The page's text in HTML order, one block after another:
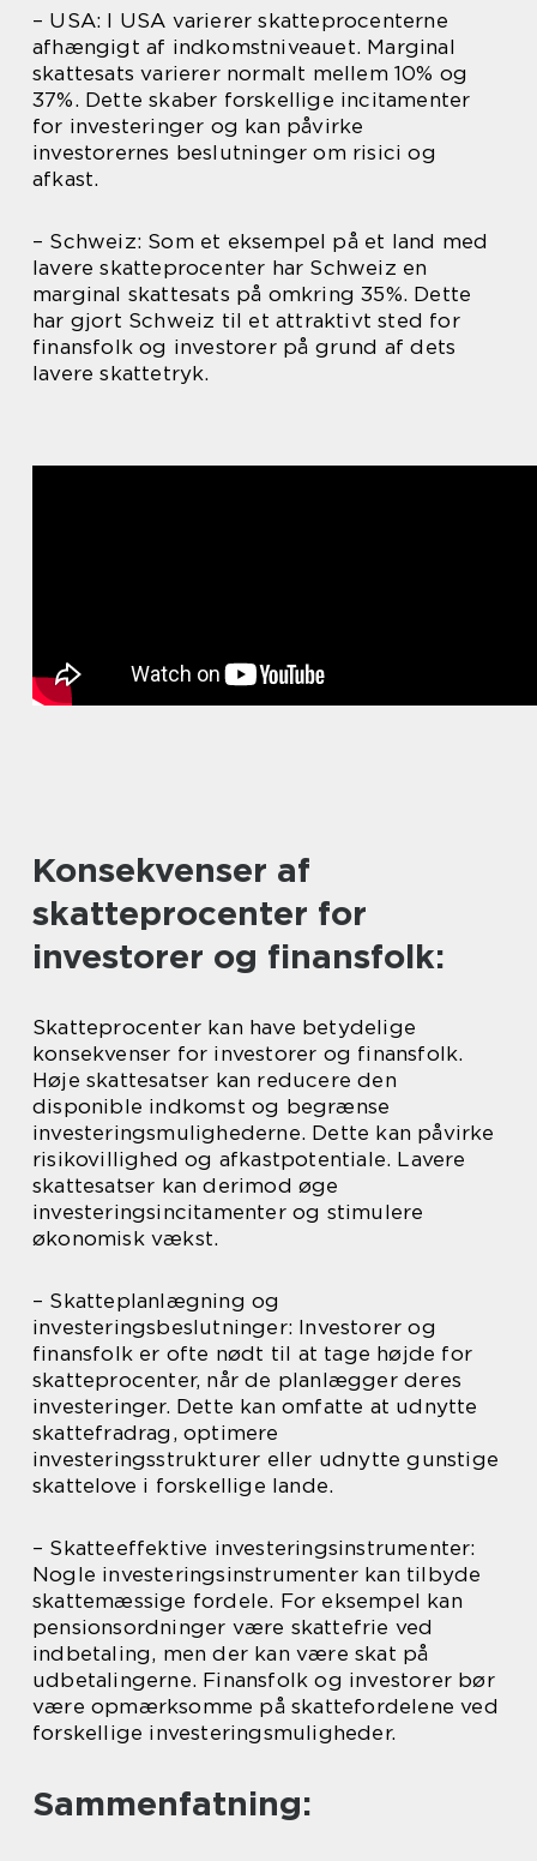
– USA: I USA varierer skatteprocenterne
afhængigt af indkomstniveauet. Marginal
skattesats varierer normalt mellem 10% og
37%. Dette skaber forskellige incitamenter
for investeringer og kan påvirke
investorernes beslutninger om risici og
afkast.
– Schweiz: Som et eksempel på et land med
lavere skatteprocenter har Schweiz en
marginal skattesats på omkring 35%. Dette
har gjort Schweiz til et attraktivt sted for
finansfolk og investorer på grund af dets
lavere skattetryk.
Konsekvenser af
skatteprocenter for
investorer og finansfolk:
Skatteprocenter kan have betydelige
konsekvenser for investorer og finansfolk.
Høje skattesatser kan reducere den
disponible indkomst og begrænse
investeringsmulighederne. Dette kan påvirke
risikovillighed og afkastpotentiale. Lavere
skattesatser kan derimod øge
investeringsincitamenter og stimulere
økonomisk vækst.
– Skatteplanlægning og
investeringsbeslutninger: Investorer og
finansfolk er ofte nødt til at tage højde for
skatteprocenter, når de planlægger deres
investeringer. Dette kan omfatte at udnytte
skattefradrag, optimere
investeringsstrukturer eller udnytte gunstige
skattelove i forskellige lande.
– Skatteeffektive investeringsinstrumenter:
Nogle investeringsinstrumenter kan tilbyde
skattemæssige fordele. For eksempel kan
pensionsordninger være skattefrie ved
indbetaling, men der kan være skat på
udbetalingerne. Finansfolk og investorer bør
være opmærksomme på skattefordelene ved
forskellige investeringsmuligheder.
Sammenfatning: